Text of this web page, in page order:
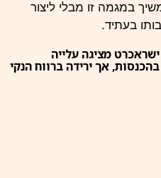
במגמה זו מבלי ליצור
בעתיד.
ישראכרט מציגה עלייה
בהכנסות, אך ירידה ברווח הנקי